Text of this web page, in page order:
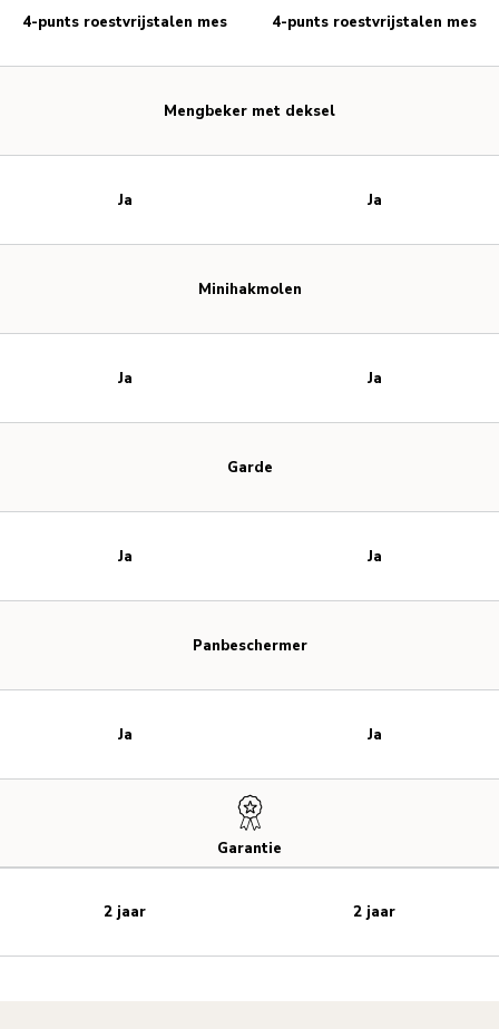
Mengbeker met deksel
Minihakmolen
Garde
Panbeschermer
Garantie
4-punts roestvrijstalen mes
Ja
Ja
Ja
Ja
2 jaar
4-punts roestvrijstalen mes
Ja
Ja
Ja
Ja
2 jaar